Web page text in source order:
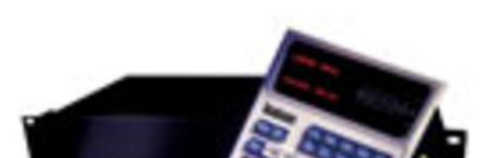
语言/地区